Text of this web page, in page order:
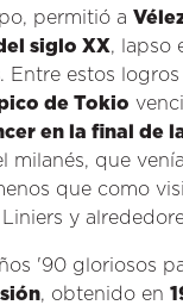
permitió a
siglo XX, lapso
. Entre estos
de Tokio
en la final de
milanés, que
que como
y
'90 gloriosos
, obtenido en